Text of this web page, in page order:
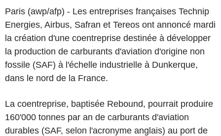
Paris (awp/afp) - Les entreprises françaises Technip
Energies, Airbus, Safran et Tereos ont annoncé mardi
la création d'une coentreprise destinée à développer
la production de carburants d'aviation d'origine non
fossile (SAF) à l'échelle industrielle à Dunkerque,
dans le nord de la France.
La coentreprise, baptisée Rebound, pourrait produire
160'000 tonnes par an de carburants d'aviation
durables (SAF, selon l'acronyme anglais) au port de